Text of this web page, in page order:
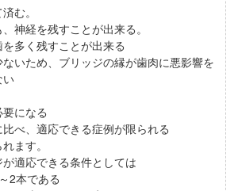
む。
神経を残すことが出来る。
を多く残すことが出来る
ないため、ブリッジの縁が歯肉に悪影響を
い
要になる
比べ、適応できる症例が限られる
ます。
適応できる条件としては
2本である